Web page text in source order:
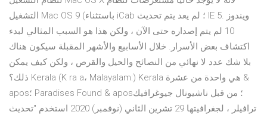
التشغيل Mac OS 9 (باستثناء iCab ؛ لم يعد يتم تحديث IE 5. ويندوز
10 لم يتم إصداره حتى الآن ، ولكن هذا هو السبب المثالي لبدء
اكتشاف بعض الأسرار. خلال الأسابيع والأشهر المقبلة سيكون هناك
بلا شك عدد لا نهائي من النصائح والحيل والقرص ، ولكن كيف يمكن
ذلك؟ Kerala (K ra a، Malayalam:) Kerala هي واحدة من عشرة &
apos؛ Paradises Found & apos؛ من قبل ناشيونال جيوغرافيك
ترافيلر ، لجغرافيتها 29 تشرين الثاني (نوفمبر) 2020 استخدم "تحديث